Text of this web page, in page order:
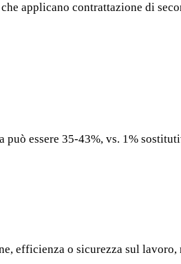
applicano contrattazione di
può essere 35-43%, vs. 1%
efficienza o sicurezza sul